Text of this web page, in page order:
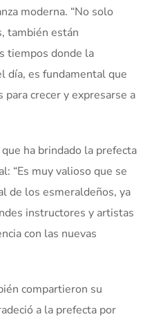
moderna. “No solo
también están
tiempos donde la
día, es fundamental que
crecer y expresarse a
ha brindado la prefecta
“Es muy valioso que se
de los esmeraldeños, ya
instructores y artistas
con las nuevas
compartieron su
a la prefecta por